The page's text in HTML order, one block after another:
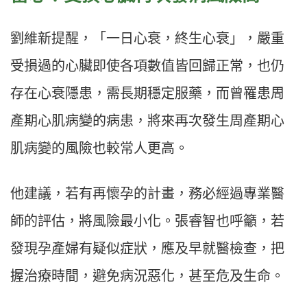
劉維新提醒，「一日心衰，終生心衰」，嚴重
受損過的心臟即使各項數值皆回歸正常，也仍
存在心衰隱患，需長期穩定服藥，而曾罹患周
產期心肌病變的病患，將來再次發生周產期心
肌病變的風險也較常人更高。
他建議，若有再懷孕的計畫，務必經過專業醫
師的評估，將風險最小化。張睿智也呼籲，若
發現孕產婦有疑似症狀，應及早就醫檢查，把
握治療時間，避免病況惡化，甚至危及生命。